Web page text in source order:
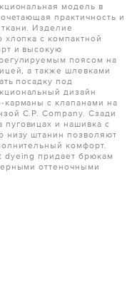
модель в
практичность и
Изделие
с компактной
и высокую
поясом на
а также шлевками
посадку под
дизайн
с клапанами на
C.P. Company. Сзади
и нашивка с
низу штанин позволяют
комфорт.
dyeing придает брюкам
оттеночными